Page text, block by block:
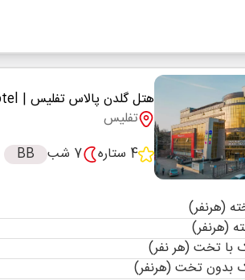
هتل گلدن پالاس تفلیس | Golden Palace Hotel
تفلیس
4 ستاره
7 شب BB
با تخت (هر نفر)
بدون تخت (هرنفر)